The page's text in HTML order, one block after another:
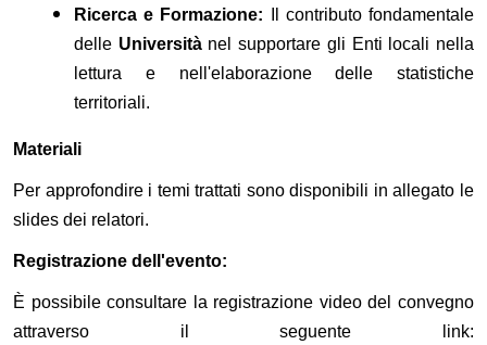
Ricerca e Formazione: Il contributo fondamentale
delle Universitànel supportare gli Enti locali nella
lettura e nell'elaborazione delle statistiche
territoriali.
Materiali
Per approfondire i temi trattati sono disponibili in allegato le
slides dei relatori.
Registrazione dell'evento:
È possibile consultare la registrazione video del convegno
attraverso il seguente link: